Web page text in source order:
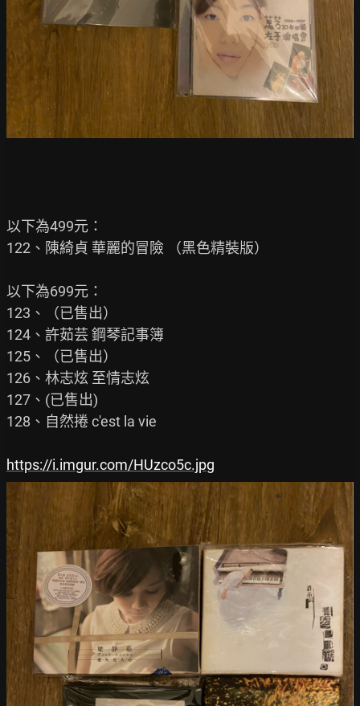
以下為499元：
122、陳綺貞 華麗的冒險 （黑色精裝版）
以下為699元：
123、（已售出）
124、許茹芸 鋼琴記事簿
125、（已售出）
126、林志炫 至情志炫
127、(已售出)
128、自然捲 c'est la vie
https://i.imgur.com/HUzco5c.jpg